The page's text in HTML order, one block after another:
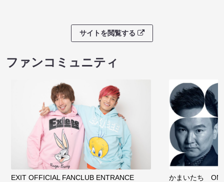
サイトを閲覧する
ファンコミュニティ
EXIT OFFICIAL FANCLUB ENTRANCE かまいたち